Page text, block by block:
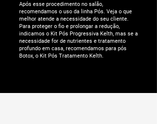
Após esse procedimento no salão,
recomendamos o uso da linha Pós. Veja o que
melhor atende a necessidade do seu cliente.
Para proteger o fio e prolongar a redução,
indicamos o Kit Pós Progressiva Kelth, mas se a
necessidade for de nutrientes e tratamento
profundo em casa, recomendamos para pós
Botox, o Kit Pós Tratamento Kelth.